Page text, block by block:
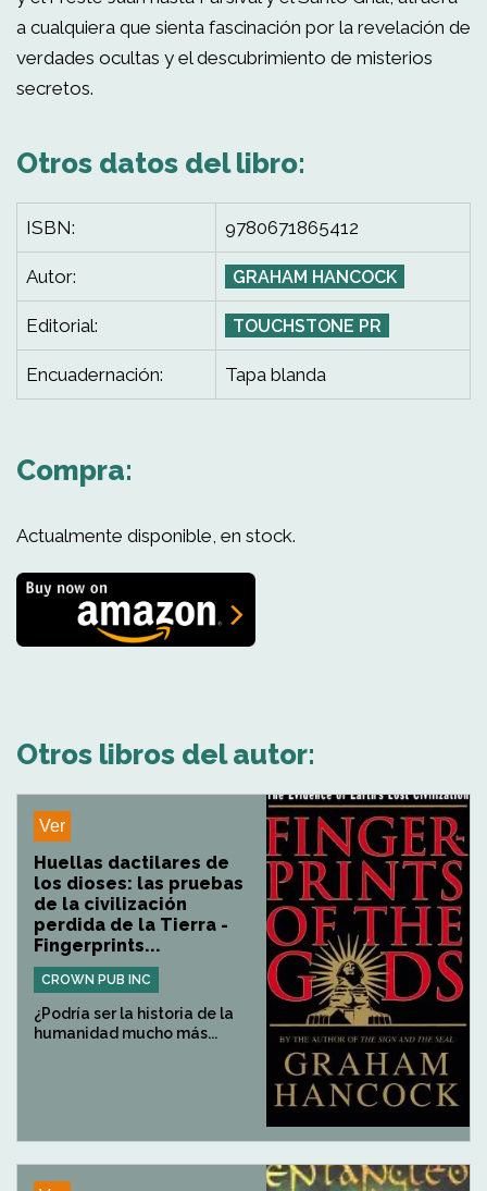
a cualquiera que sienta fascinación por la revelación de
verdades ocultas y el descubrimiento de misterios
secretos.
Otros datos del libro:
ISBN: 9780671865412
Autor: GRAHAM HANCOCK
Editorial: TOUCHSTONE PR
Encuadernación: Tapa blanda
Compra:
Actualmente disponible, en stock.
Otros libros del autor:
Ver
Huellas dactilares de
los dioses: las pruebas
de la civilización
perdida de la Tierra -
Fingerprints...
CROWN PUB INC
¿Podría ser la historia de la
humanidad mucho más...